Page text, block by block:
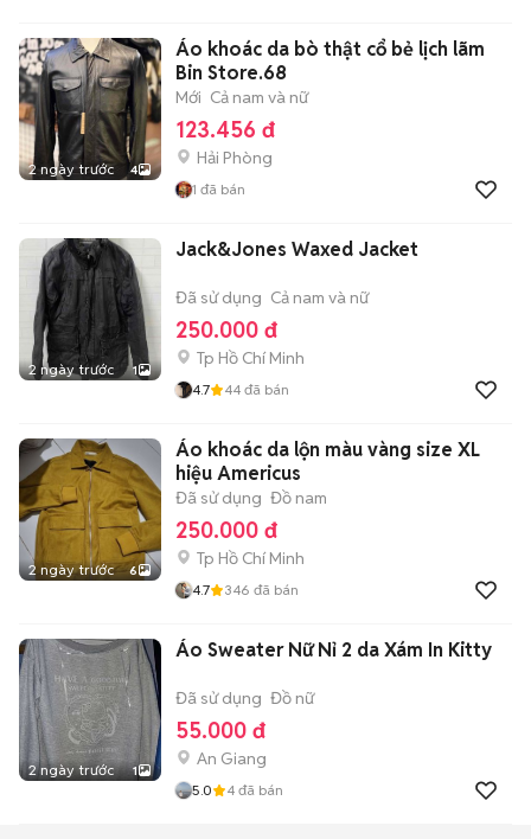
2 ngày trước 4
Áo khoác da bò thật cổ bẻ lịch lãm
Bin Store.68
Mới Cả nam và nữ
123.456 đ
Hải Phòng
1 đã bán
2 ngày trước 1
Jack&Jones Waxed Jacket
Đã sử dụng Cả nam và nữ
250.000 đ
Tp Hồ Chí Minh
4.7 44 đã bán
2 ngày trước 6
Áo khoác da lộn màu vàng size XL
hiệu Americus
Đã sử dụng Đồ nam
250.000 đ
Tp Hồ Chí Minh
4.7 346 đã bán
2 ngày trước 1
Áo Sweater Nữ Nỉ 2 da Xám In Kitty
Đã sử dụng Đồ nữ
55.000 đ
An Giang
5.0 4 đã bán